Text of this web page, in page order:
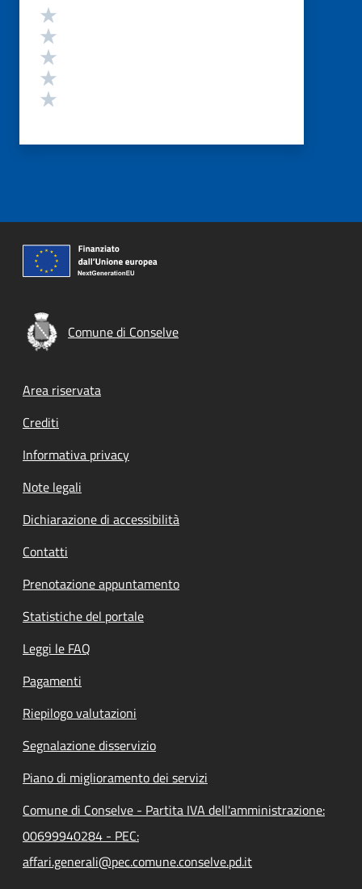
Valutazione
Comune di Conselve
Footer menu
Area riservata
Crediti
Informativa privacy
Note legali
Dichiarazione di accessibilità
Contatti
Prenotazione appuntamento
Statistiche del portale
Leggi le FAQ
Pagamenti
Riepilogo valutazioni
Segnalazione disservizio
Piano di miglioramento dei servizi
Comune di Conselve - Partita IVA dell'amministrazione:
00699940284 - PEC:
affari.generali@pec.comune.conselve.pd.it